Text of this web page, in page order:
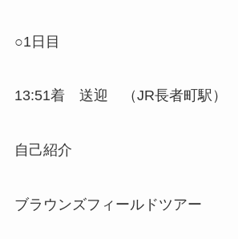
○1日目
13:51着 送迎 （JR長者町駅）
自己紹介
ブラウンズフィールドツアー